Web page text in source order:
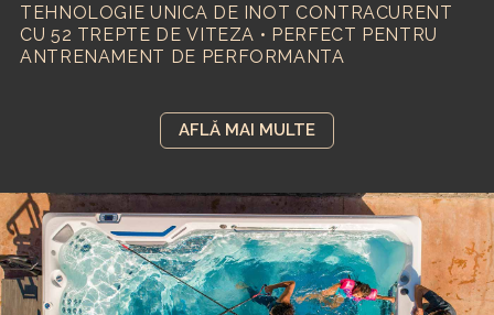
TEHNOLOGIE UNICA DE INOT CONTRACURENT
CU 52 TREPTE DE VITEZA • PERFECT PENTRU
ANTRENAMENT DE PERFORMANTA
AFLĂ MAI MULTE